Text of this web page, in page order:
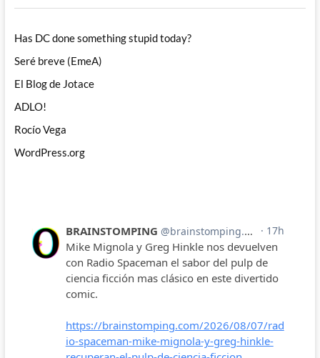
Has DC done something stupid today?
Seré breve (EmeA)
El Blog de Jotace
ADLO!
Rocío Vega
WordPress.org